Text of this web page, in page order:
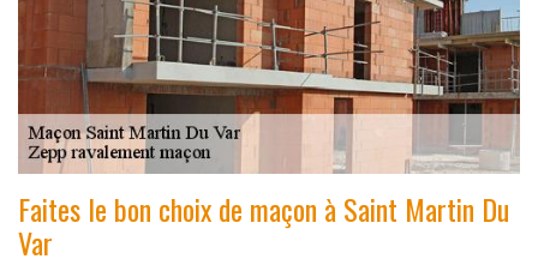
Faites le bon choix de maçon à Saint Martin Du
Var